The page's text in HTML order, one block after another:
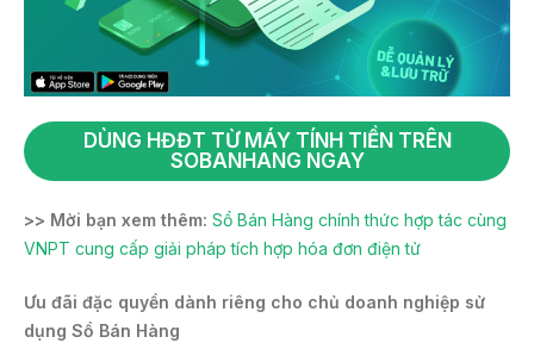
DÙNG HĐĐT TỪ MÁY TÍNH TIỀN TRÊN
SOBANHANG NGAY
>> Mời bạn xem thêm: Sổ Bán Hàng chính thức hợp tác cùng
VNPT cung cấp giải pháp tích hợp hóa đơn điện tử
Ưu đãi đặc quyền dành riêng cho chủ doanh nghiệp sử
dụng Sổ Bán Hàng